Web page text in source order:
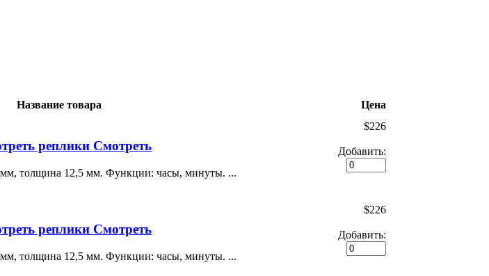
Название товара Цена
реплики Смотреть
мм, толщина 12,5 мм. Функции: часы, минуты. ...
$226
Добавить:
реплики Смотреть
мм, толщина 12,5 мм. Функции: часы, минуты. ...
$226
Добавить: